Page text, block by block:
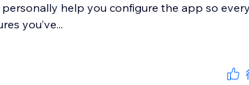
help you configure the app so
you’ve...